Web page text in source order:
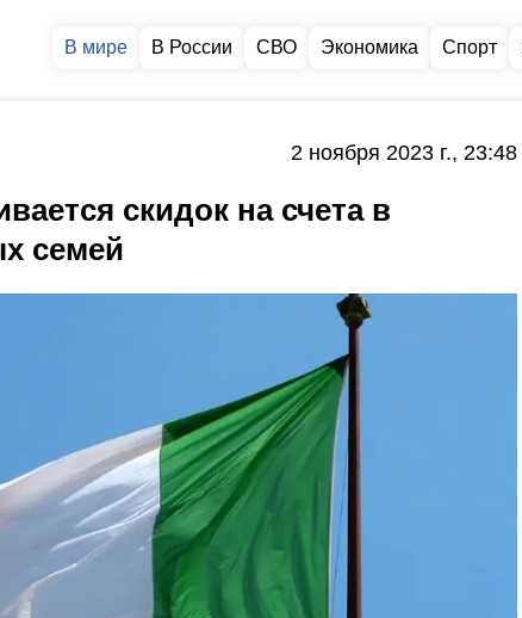
В мире В России СВО Экономика Спорт
2 ноября 2023 г., 23:48
скидок на счета в
семей